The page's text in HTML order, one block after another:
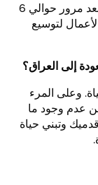
بالفعل. أعطينا الأب دعم المشروعات الناشئة. بعد مرور حوالي 6
لتوسيع
إلى العراق؟
وعلى المرء
عدم وجود ما
وتبني حياة